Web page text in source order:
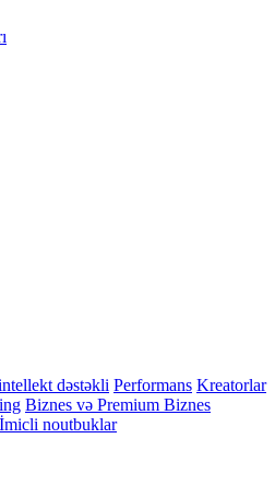
dəstəkli Performans Kreatorlar
Biznes və Premium Biznes
İmicli noutbuklar